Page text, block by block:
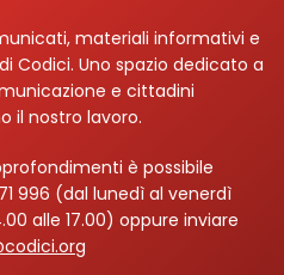
Login
materiali informativi e
Codici. Uno spazio dedicato a
e cittadini
il nostro lavoro.
è possibile
996 (dal lunedì al venerdì
alle 17.00) oppure inviare